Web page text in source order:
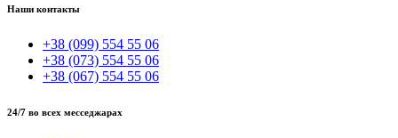
Наши контакты
+38 (099) 554 55 06
+38 (073) 554 55 06
+38 (067) 554 55 06
24/7 во всех месседжарах